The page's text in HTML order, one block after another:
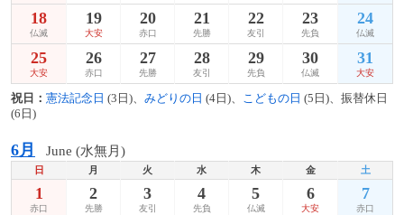
18
仏滅
19
大安
20
赤口
21
先勝
22
友引
23
先負
24
仏滅
25
大安
26
赤口
27
先勝
28
友引
29
先負
30
仏滅
31
大安
祝日： 憲法記念日 (3日)、 みどりの日 (4日)、 こどもの日 (5日)、振替休日
(6日)
6月 June (水無月)
日 月 火 水 木 金 土
1
赤口
2
先勝
3
友引
4
先負
5
仏滅
6
大安
7
赤口